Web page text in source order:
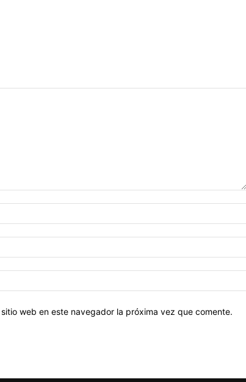
web en este navegador la próxima vez que comente.